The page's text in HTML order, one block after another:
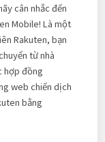
cân nhắc đến
Mobile! Là một
Rakuten, bạn
từ nhà
hợp đồng
web chiến dịch
bằng